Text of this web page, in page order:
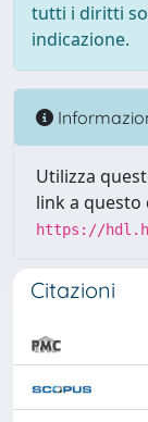
tutti i diritti
indicazione.
Utilizza
link a
https://
Citazioni